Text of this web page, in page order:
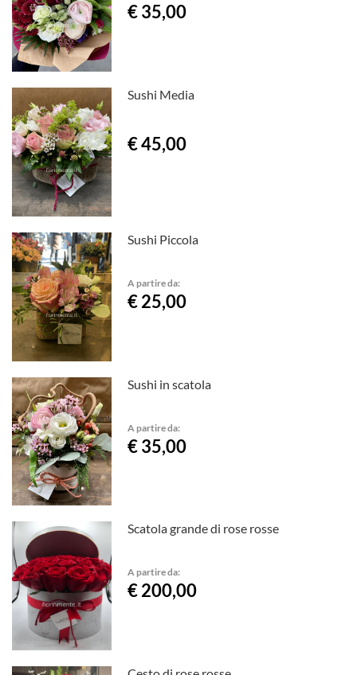
€ 35,00
Sushi Media
€ 45,00
Sushi Piccola
A partire da:
€ 25,00
Sushi in scatola
A partire da:
€ 35,00
Scatola grande di rose rosse
A partire da:
€ 200,00